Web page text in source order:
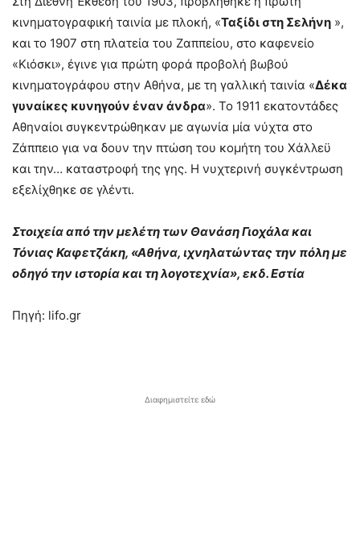
κινηματογραφική ταινία με πλοκή, «Ταξίδι στη Σελήνη »,
και το 1907 στη πλατεία του Ζαππείου, στο καφενείο
«Κιόσκι», έγινε για πρώτη φορά προβολή βωβού
κινηματογράφου στην Αθήνα, με τη γαλλική ταινία «Δέκα
γυναίκες κυνηγούν έναν άνδρα». Το 1911 εκατοντάδες
Αθηναίοι συγκεντρώθηκαν με αγωνία μία νύχτα στο
Ζάππειο για να δουν την πτώση του κομήτη του Χάλλεϋ
και την… καταστροφή της γης. Η νυχτερινή συγκέντρωση
εξελίχθηκε σε γλέντι.
Στοιχεία από την μελέτη των Θανάση Γιοχάλα και
Τόνιας Καφετζάκη, «Αθήνα, ιχνηλατώντας την πόλη με
οδηγό την ιστορία και τη λογοτεχνία», εκδ. Εστία
Πηγή: lifo.gr
Διαφημιστείτε εδώ